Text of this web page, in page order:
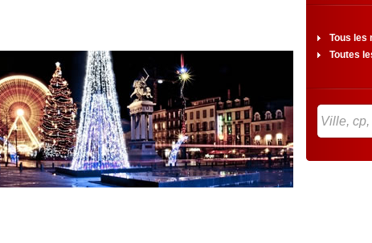
Tous les
Toutes